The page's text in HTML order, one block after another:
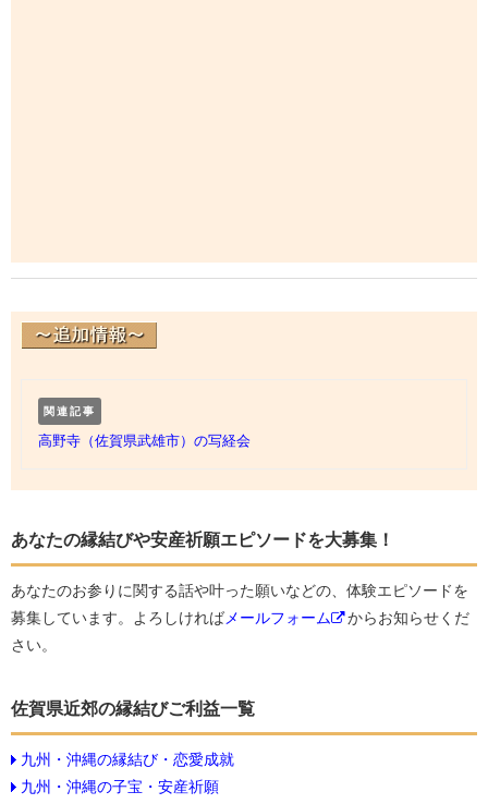
関連記事
高野寺（佐賀県武雄市）の写経会
あなたの縁結びや安産祈願エピソードを大募集！
あなたのお参りに関する話や叶った願いなどの、体験エピソードを
募集しています。よろしければ メールフォーム
からお知らせくだ
さい。
佐賀県近郊の縁結びご利益一覧
九州・沖縄の縁結び・恋愛成就
九州・沖縄の子宝・安産祈願